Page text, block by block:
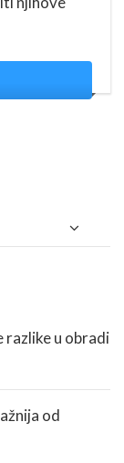
razlike u obradi
od